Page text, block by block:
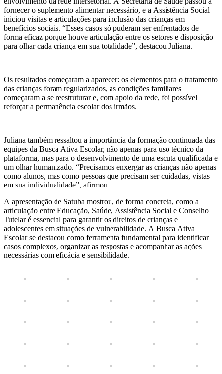
fornecer o suplemento alimentar necessário, e a Assistência Social
iniciou visitas e articulações para inclusão das crianças em
benefícios sociais. “Esses casos só puderam ser enfrentados de
forma eficaz porque houve articulação entre os setores e disposição
para olhar cada criança em sua totalidade”, destacou Juliana.
Os resultados começaram a aparecer: os elementos para o tratamento
das crianças foram regularizados, as condições familiares
começaram a se reestruturar e, com apoio da rede, foi possível
reforçar a permanência escolar dos irmãos.
Juliana também ressaltou a importância da formação continuada das
equipes da Busca Ativa Escolar, não apenas para uso técnico da
plataforma, mas para o desenvolvimento de uma escuta qualificada e
um olhar humanizado. “Precisamos enxergar as crianças não apenas
como alunos, mas como pessoas que precisam ser cuidadas, vistas
em sua individualidade”, afirmou.
A apresentação de Satuba mostrou, de forma concreta, como a
articulação entre Educação, Saúde, Assistência Social e Conselho
Tutelar é essencial para garantir os direitos de crianças e
adolescentes em situações de vulnerabilidade. A Busca Ativa
Escolar se destacou como ferramenta fundamental para identificar
casos complexos, organizar as respostas e acompanhar as ações
necessárias com eficácia e sensibilidade.